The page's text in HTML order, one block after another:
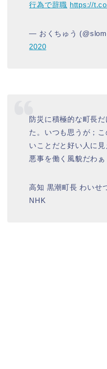
行為で辞職 https://
— おくちゅう
2020
防災に積極的な町長
た。いつも思うが；
いことだと好い人に見
悪事を働く風貌だわ
高知 黒潮町長 わいせ
NHK